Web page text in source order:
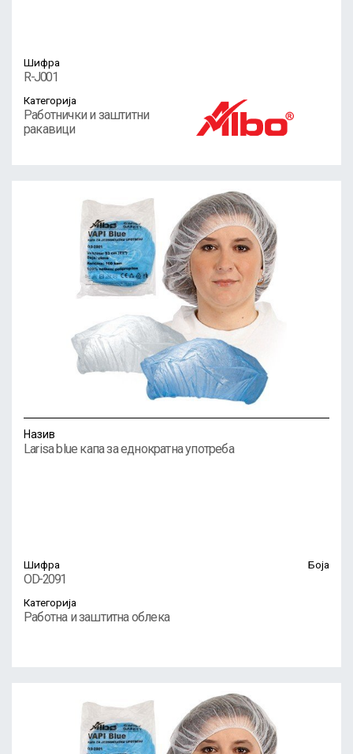
Шифра
R-J001
Категорија
Работнички и заштитни
ракавици
Назив
Larisa blue капа за еднократна употреба
Шифра
OD-2091
Боја
Категорија
Работна и заштитна облека